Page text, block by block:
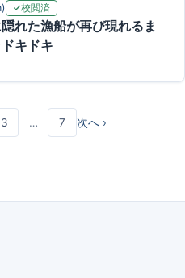
校閲済
れた漁船が再び現れるま
キドキ
3 … 7 次へ ›